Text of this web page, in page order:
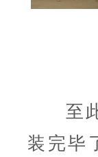
至
装完毕